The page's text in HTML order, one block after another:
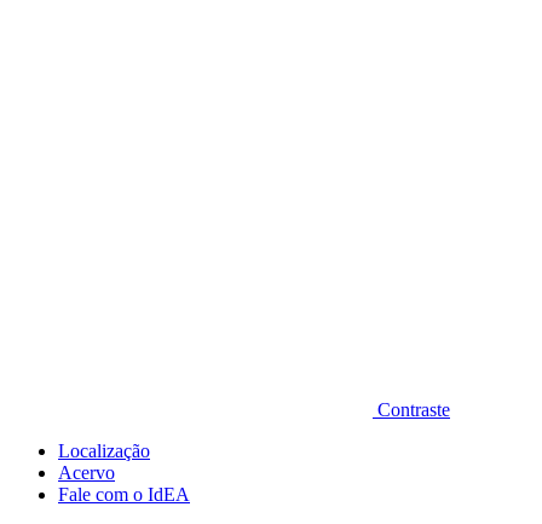
Contraste
Localização
Acervo
Fale com o IdEA